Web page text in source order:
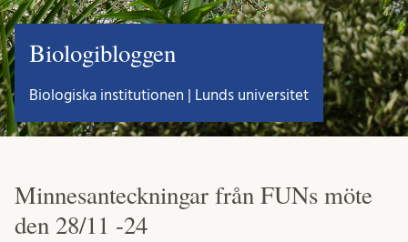
Biologibloggen
Biologiska institutionen | Lunds universitet
Minnesanteckningar från FUNs möte
den 28/11 -24